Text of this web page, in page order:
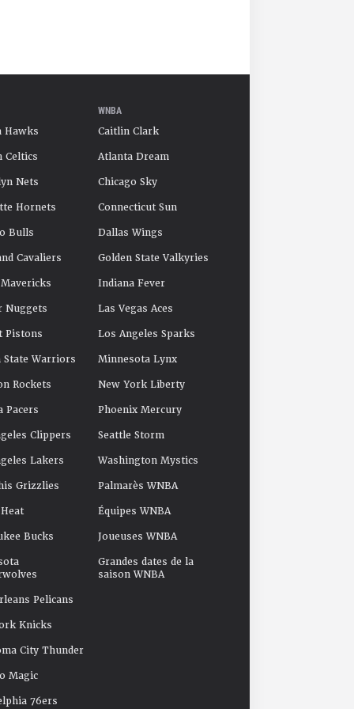
Hawks
Celtics
Nets
Hornets
Bulls
Cavaliers
Nuggets
Pistons
State Warriors
Rockets
Pacers
Clippers
Lakers
Grizzlies
Bucks
Pelicans
Knicks
City Thunder
Magic
76ers
WNBA
Caitlin Clark
Atlanta Dream
Chicago Sky
Connecticut Sun
Dallas Wings
Golden State Valkyries
Indiana Fever
Las Vegas Aces
Los Angeles Sparks
Minnesota Lynx
New York Liberty
Phoenix Mercury
Seattle Storm
Washington Mystics
Palmarès WNBA
Équipes WNBA
Joueuses WNBA
Grandes dates de la
saison WNBA